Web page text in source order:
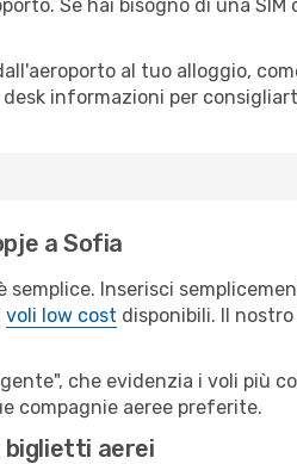
Se hai bisogno di una
al tuo alloggio,
informazioni per
a Sofia
semplice. Inserisci
voli low cost disponibili. Il
che evidenzia i voli più
compagnie aeree preferite.
biglietti aerei